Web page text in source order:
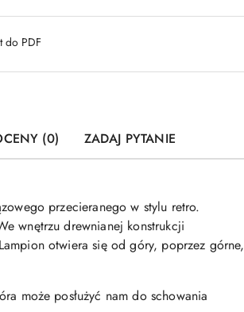
do PDF
(0) ZADAJ PYTANIE
przecieranego w stylu retro.
wnętrzu drewnianej konstrukcji
otwiera się od góry, poprzez górne,
może posłużyć nam do schowania